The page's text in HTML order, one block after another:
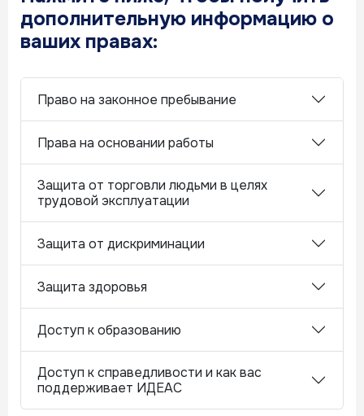
дополнительную информацию о
ваших правах:
Право на законное пребывание
Права на основании работы
Защита от торговли людьми в целях
трудовой эксплуатации
Защита от дискриминации
Защита здоровья
Доступ к образованию
Доступ к справедливости и как вас
поддерживает ИДЕАС